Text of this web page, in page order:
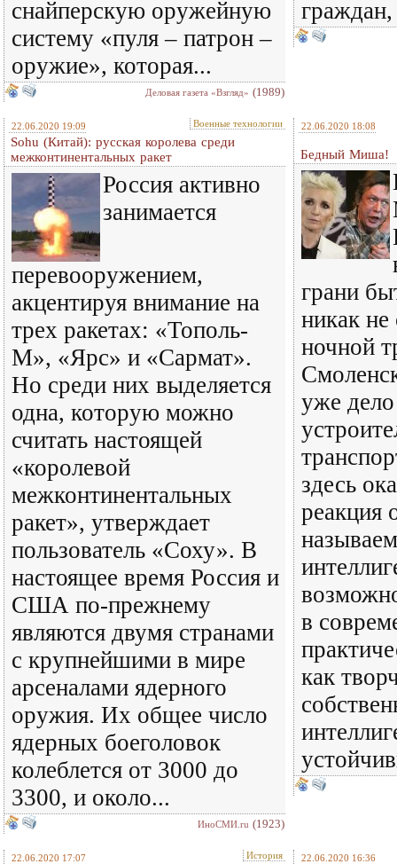
снайперскую оружейную
систему «пуля – патрон –
оружие», которая...
Деловая газета «Взгляд» (1989)
22.06.2020 19:09 Военные технологии
Sohu (Китай): русская королева среди
межконтинентальных ракет
Россия активно
занимается
перевооружением,
акцентируя внимание на
трех ракетах: «Тополь-
М», «Ярс» и «Сармат».
Но среди них выделяется
одна, которую можно
считать настоящей
«королевой
межконтинентальных
ракет», утверждает
пользователь «Соху». В
настоящее время Россия и
США по-прежнему
являются двумя странами
с крупнейшими в мире
арсеналами ядерного
оружия. Их общее число
ядерных боеголовок
колеблется от 3000 до
3300, и около...
ИноСМИ.ru (1923)
22.06.2020 18:08
Бедный Миша!
грани
никак не
ночной
уже
здесь
реакция
в
как
22.06.2020 17:07 История 22.06.2020 16:36